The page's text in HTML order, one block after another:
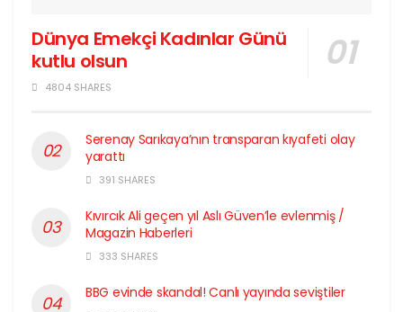
Dünya Emekçi Kadınlar Günü
kutlu olsun
4804 SHARES
Serenay Sarıkaya’nın transparan kıyafeti olay
yarattı
391 SHARES
Kıvırcık Ali geçen yıl Aslı Güven’le evlenmiş /
Magazin Haberleri
333 SHARES
BBG evinde skandal! Canlı yayında seviştiler